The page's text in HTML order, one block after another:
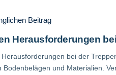
Beitrag
Herausforderungen
bei der
Bodenbelägen und Materialien.